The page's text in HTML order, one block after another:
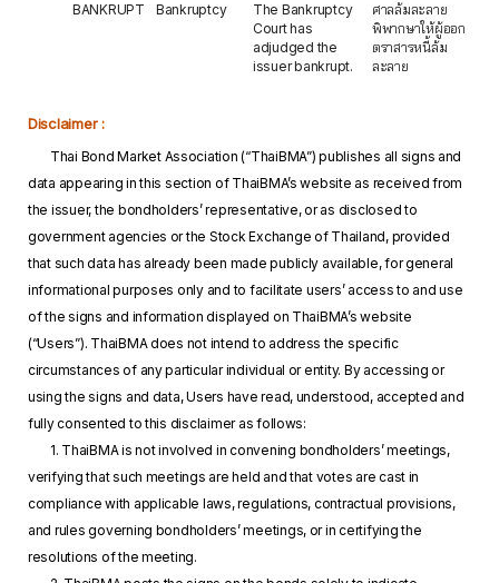
BANKRUPT Bankruptcy
The Bankruptcy
Court has
adjudged the
issuer bankrupt.
ศาลล้มละลาย
พิพากษาให้ผู้ออก
ตราสารหนี้ล้ม
ละลาย
Disclaimer :
Thai Bond Market Association (“ThaiBMA”) publishes all signs and
data appearing in this section of ThaiBMA’s website as received from
the issuer, the bondholders’ representative, or as disclosed to
government agencies or the Stock Exchange of Thailand, provided
that such data has already been made publicly available, for general
informational purposes only and to facilitate users’ access to and use
of the signs and information displayed on ThaiBMA’s website
(“Users”). ThaiBMA does not intend to address the specific
circumstances of any particular individual or entity. By accessing or
using the signs and data, Users have read, understood, accepted and
fully consented to this disclaimer as follows:
1. ThaiBMA is not involved in convening bondholders’ meetings,
verifying that such meetings are held and that votes are cast in
compliance with applicable laws, regulations, contractual provisions,
and rules governing bondholders’ meetings, or in certifying the
resolutions of the meeting.